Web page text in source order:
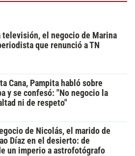
televisión, el negocio de Marina
que renunció a TN
Cana, Pampita habló sobre
y se confesó: "No negocio la
ni de respeto"
de Nicolás, el marido de
Díaz en el desierto: de
un imperio a astrofotógrafo